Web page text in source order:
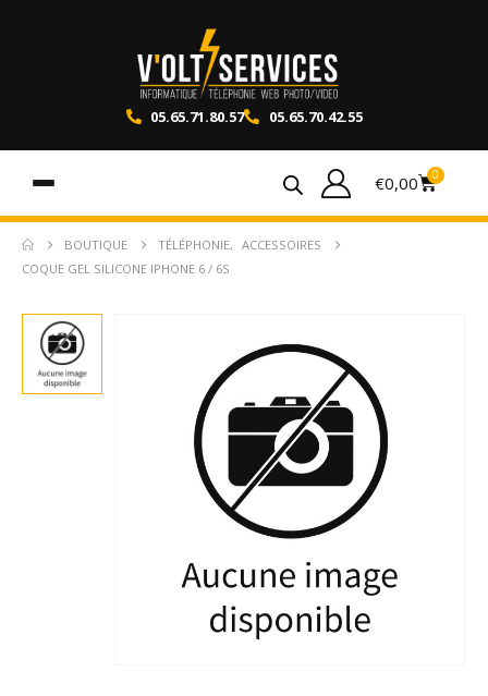
05.65.71.80.57 05.65.70.42.55
€0,00 0
BOUTIQUE TÉLÉPHONIE,
ACCESSOIRES
COQUE GEL SILICONE IPHONE 6 / 6S